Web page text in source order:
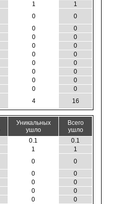
1
1
0
0
0
0
0
0
0
0
0
0
0
0
0
0
0
0
0
0
4 16
Уникальных
ушло
Всего
ушло
0.1
0.1
1
1
0
0
0
0
0
0
0
0
0 0